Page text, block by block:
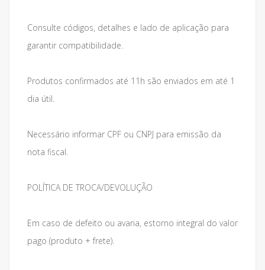
Consulte códigos, detalhes e lado de aplicação para
garantir compatibilidade.
Produtos confirmados até 11h são enviados em até 1
dia útil.
Necessário informar CPF ou CNPJ para emissão da
nota fiscal.
POLÍTICA DE TROCA/DEVOLUÇÃO
Em caso de defeito ou avaria, estorno integral do valor
pago (produto + frete).